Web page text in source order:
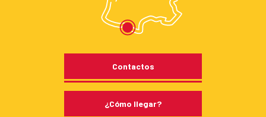
Contactos
¿Cómo llegar?